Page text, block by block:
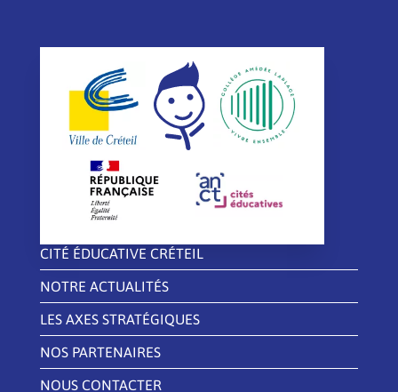
CITÉ ÉDUCATIVE CRÉTEIL
NOTRE ACTUALITÉS
LES AXES STRATÉGIQUES
NOS PARTENAIRES
NOUS CONTACTER